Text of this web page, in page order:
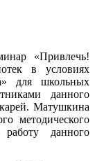
«Привлечь!
в условиях
для школьных
данного
Матушкина
методического
данного